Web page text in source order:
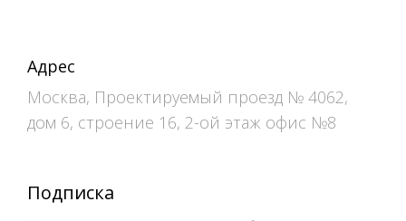
Адрес
Москва, Проектируемый проезд № 4062,
дом 6, строение 16, 2-ой этаж офис №8
Подписка